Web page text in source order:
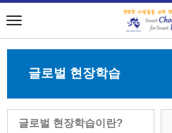
글로벌 현장학습
글로벌 현장학습이란?